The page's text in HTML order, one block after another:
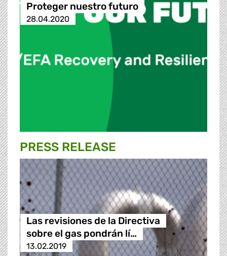
Proteger nuestro futuro
28.04.2020
PRESS RELEASE
Las revisiones de la Directiva
sobre el gas pondrán lí…
13.02.2019